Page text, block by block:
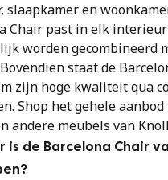
slaapkamer en
Chair past in elk
worden gecombineerd
staat de
zijn hoge kwaliteit qua
Shop het gehele
andere meubels van
is de Barcelona Chair